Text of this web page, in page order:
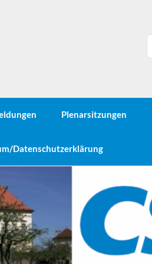
Plenarsitzungen
Datenschutzerklärung